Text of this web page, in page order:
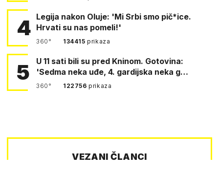
4 Legija nakon Oluje: 'Mi Srbi smo pič*ice.
Hrvati su nas pomeli!'
360° 134415prikaza
5
U 11 sati bili su pred Kninom. Gotovina:
'Sedma neka uđe, 4. gardijska neka g…
360° 122756prikaza
VEZANI ČLANCI